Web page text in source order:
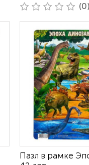
Пазл в рамке